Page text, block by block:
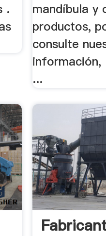
.
mandíbula y
productos,
consulte
información,
...